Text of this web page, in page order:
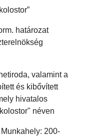
határozat
valamint a
és kibővített
hivatalos
néven
Munkahely: 200-